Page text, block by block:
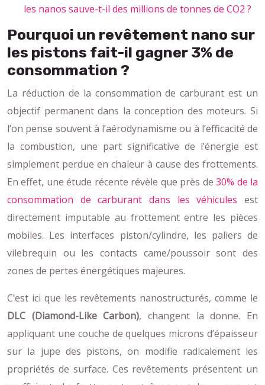
les nanos sauve-t-il des millions de tonnes de CO2 ?
Pourquoi un revêtement nano sur
les pistons fait-il gagner 3% de
consommation ?
La réduction de la consommation de carburant est un
objectif permanent dans la conception des moteurs. Si
l’on pense souvent à l’aérodynamisme ou à l’efficacité de
la combustion, une part significative de l’énergie est
simplement perdue en chaleur à cause des frottements.
En effet, une étude récente révèle que près de30% de la
consommation de carburant dans les véhicules est
directement imputable au frottement entre les pièces
mobiles. Les interfaces piston/cylindre, les paliers de
vilebrequin ou les contacts came/poussoir sont des
zones de pertes énergétiques majeures.
C’est ici que les revêtements nanostructurés, comme le
DLC (Diamond-Like Carbon), changent la donne. En
appliquant une couche de quelques microns d’épaisseur
sur la jupe des pistons, on modifie radicalement les
propriétés de surface. Ces revêtements présentent un